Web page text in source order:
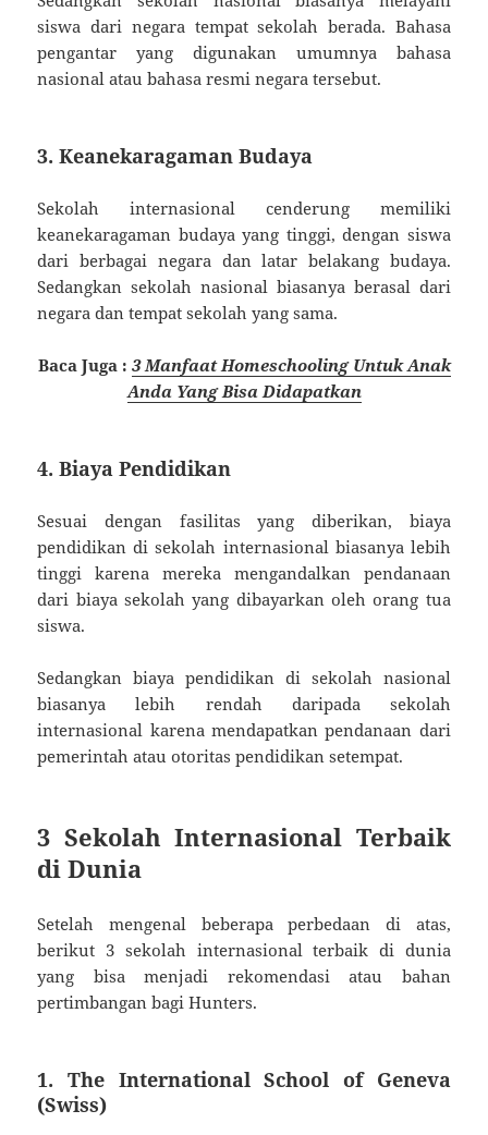
siswa dari negara tempat sekolah berada. Bahasa
pengantar yang digunakan umumnya bahasa
nasional atau bahasa resmi negara tersebut.
3. Keanekaragaman Budaya
Sekolah internasional cenderung memiliki
keanekaragaman budaya yang tinggi, dengan siswa
dari berbagai negara dan latar belakang budaya.
Sedangkan sekolah nasional biasanya berasal dari
negara dan tempat sekolah yang sama.
Baca Juga : 3 Manfaat Homeschooling Untuk Anak
Anda Yang Bisa Didapatkan
4. Biaya Pendidikan
Sesuai dengan fasilitas yang diberikan, biaya
pendidikan di sekolah internasional biasanya lebih
tinggi karena mereka mengandalkan pendanaan
dari biaya sekolah yang dibayarkan oleh orang tua
siswa.
Sedangkan biaya pendidikan di sekolah nasional
biasanya lebih rendah daripada sekolah
internasional karena mendapatkan pendanaan dari
pemerintah atau otoritas pendidikan setempat.
3 Sekolah Internasional Terbaik
di Dunia
Setelah mengenal beberapa perbedaan di atas,
berikut 3 sekolah internasional terbaik di dunia
yang bisa menjadi rekomendasi atau bahan
pertimbangan bagi Hunters.
1. The International School of Geneva
(Swiss)